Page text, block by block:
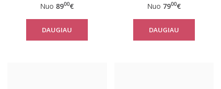
Nuo 8900€
DAUGIAU
Nuo 7900€
DAUGIAU